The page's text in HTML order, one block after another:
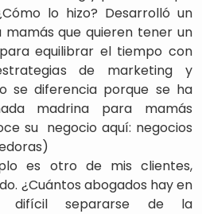
lo hizo? Desarrolló un
mamás que quieren tener un
equilibrar el tiempo con
de marketing y
se diferencia porque se ha
madrina para mamás
su negocio aquí: negocios
es otro de mis clientes,
¿Cuántos abogados hay en
difícil separarse de la